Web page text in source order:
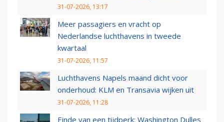
31-07-2026, 13:17
Meer passagiers en vracht op
Nederlandse luchthavens in tweede
kwartaal
31-07-2026, 11:57
Luchthavens Napels maand dicht voor
onderhoud: KLM en Transavia wijken uit
31-07-2026, 11:28
Einde van een tijdperk: Washington Dulles